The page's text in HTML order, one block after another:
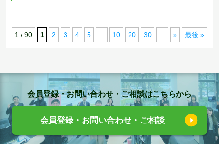
1 / 90 1 2 3 4 5 10 20 30 » 最後 »
会員登録・お問い合わせ・ご相談はこちらから
会員登録・お問い合わせ・ご相談